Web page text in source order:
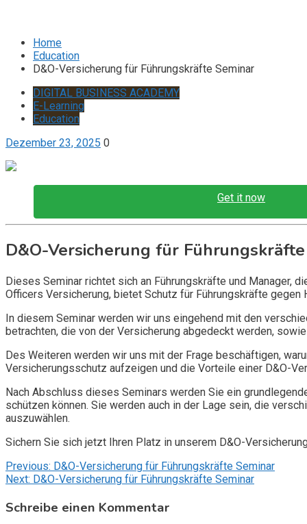
Home
Education
D&O-Versicherung für Führungskräfte Seminar
DIGITAL BUSINESS ACADEMY
E-Learning
Education
Dezember 23, 2025 0
Get it now
D&O-Versicherung für
Dieses Seminar richtet sich an Führungskräfte und Manager,
Officers Versicherung, bietet Schutz für Führungskräfte
In diesem Seminar werden wir uns eingehend mit den
betrachten, die von der Versicherung abgedeckt werden,
Des Weiteren werden wir uns mit der Frage beschäftigen,
Versicherungsschutz aufzeigen und die Vorteile einer D&O-
Nach Abschluss dieses Seminars werden Sie ein
schützen können. Sie werden auch in der Lage sein, die
auszuwählen.
Sichern Sie sich jetzt Ihren Platz in unserem D&O-
Beitragsnavigation
Previous: D&O-Versicherung für Führungskräfte Seminar
Next: D&O-Versicherung für Führungskräfte Seminar
Schreibe einen Kommentar